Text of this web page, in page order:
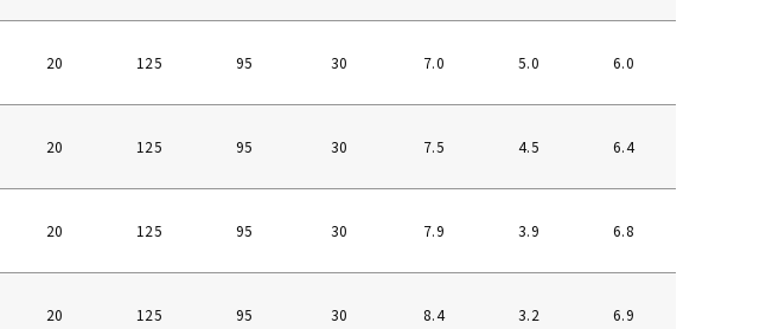
20 125 95 30 7.0 5.0 6.0
20 125 95 30 7.5 4.5 6.4
20 125 95 30 7.9 3.9 6.8
20 125 95 30 8.4 3.2 6.9